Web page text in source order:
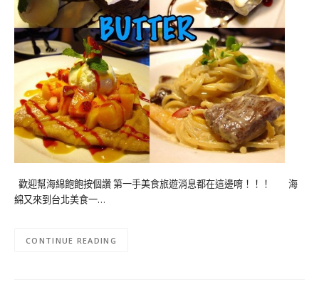
歡迎幫海綿飽飽按個讚 第一手美食旅遊消息都在這邊唷！！！ 海
綿又來到台北美食一…
CONTINUE READING